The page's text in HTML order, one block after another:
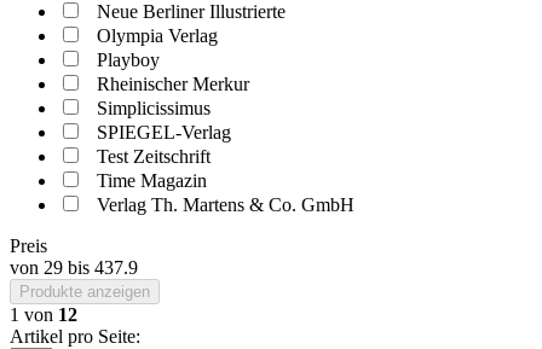
Neue Berliner Illustrierte
Olympia Verlag
Playboy
Rheinischer Merkur
Simplicissimus
SPIEGEL-Verlag
Test Zeitschrift
Time Magazin
Verlag Th. Martens & Co. GmbH
Preis
von 29 bis 437.9
Produkte anzeigen
1 von 12
Artikel pro Seite: